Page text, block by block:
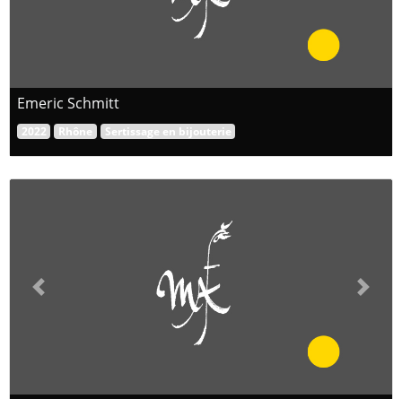
Emeric Schmitt
2022 Rhône Sertissage en bijouterie
Previous Next